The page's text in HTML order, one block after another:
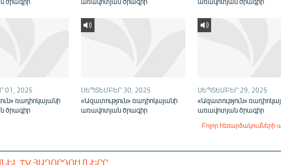
01, 2025
ռադիոկայանի
ծրագիր
ՍԵՊՏԵՄԲԵՐ 30, 2025
«Ազատություն» ռադիոկայանի
առավոտյան ծրագիր
ՍԵՊՏԵՄԲԵՐ 29, 2025
«Ազատություն»
առավոտյան ծրագիր
Բոլոր հեռարձակումների
TV ՀԱՂՈՐԴՈՒՄՆԵՐԸ